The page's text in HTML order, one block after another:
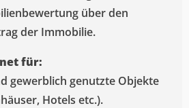
über den
der Immobilie.
für:
gewerblich genutzte Objekte
Hotels etc.).